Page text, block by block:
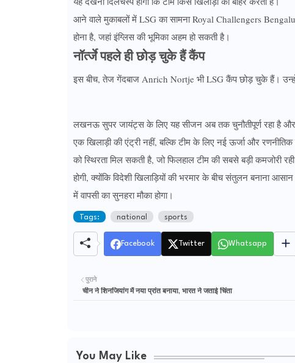
आने वाले मुकाबलों में LSG का सामना Royal Challengers
होना है, जहां इंग्लिस की भूमिका अहम हो सकती है।
नॉर्त्जे पहले ही छोड़ चुके हैं कैंप
इस बीच, तेज गेंदबाज Anrich Nortje भी LSG कैंप छोड़ चुके हैं।
लखनऊ सुपर जायंट्स के लिए यह सीजन अब तक चुनौतीपूर्ण रहा है और
एक खिलाड़ी की एंट्री नहीं, बल्कि टीम के लिए नई ऊर्जा और
को स्थिरता मिल सकती है, जो फिलहाल टीम की सबसे बड़ी कमजोरी
होगी, क्योंकि विदेशी खिलाड़ियों की भरमार के बीच संतुलन बनाना
में वापसी का सुनहरा मौका होगा।
Tags: national sports
Facebook Twitter Whatsapp
पुराने
चीन ने शिनजियांग में नया प्रांत बनाया, भारत ने जताई चिंता
You May Like